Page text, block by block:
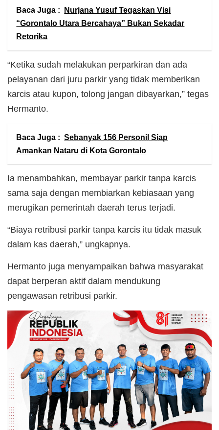
Baca Juga :
Nurjana Yusuf Tegaskan Visi
“Gorontalo Utara Bercahaya” Bukan Sekadar
Retorika
“Ketika sudah melakukan perparkiran dan ada
pelayanan dari juru parkir yang tidak memberikan
karcis atau kupon, tolong jangan dibayarkan,” tegas
Hermanto.
Baca Juga : Sebanyak 156 Personil Siap
Amankan Nataru di Kota Gorontalo
Ia menambahkan, membayar parkir tanpa karcis
sama saja dengan membiarkan kebiasaan yang
merugikan pemerintah daerah terus terjadi.
“Biaya retribusi parkir tanpa karcis itu tidak masuk
dalam kas daerah,” ungkapnya.
Hermanto juga menyampaikan bahwa masyarakat
dapat berperan aktif dalam mendukung
pengawasan retribusi parkir.